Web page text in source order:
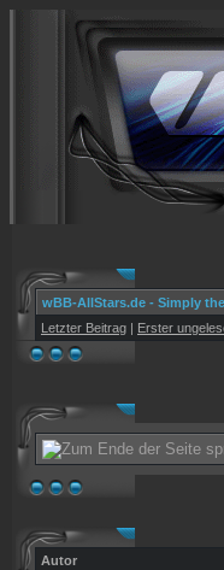
wBB-AllStars.de - Simply
Letzter Beitrag | Erster
Autor